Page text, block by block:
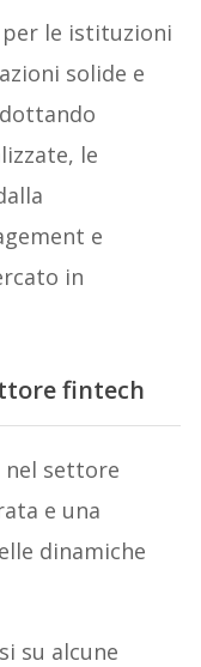
le istituzioni
solide e
le
e
in
fintech
nel settore
e una
dinamiche
su alcune